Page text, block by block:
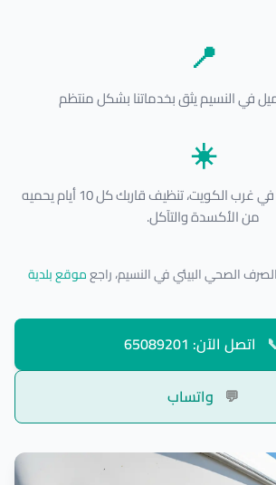
📍
☀️
مع التغيرات المناخية في غرب الكويت، تنظيف قاربك كل 10 أيام يحميه
من الأكسدة والتآكل.
الصحي البيئي في النسيم، راجعموقع بلدية
اتصل الآن: 65089201
💬 واتساب